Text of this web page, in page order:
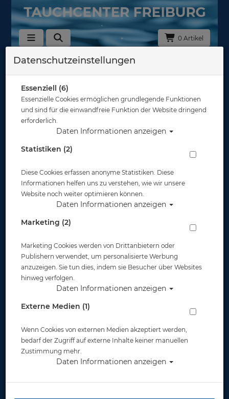
0 Artikel
Zurück
M&M Asymetrischer Schnapphaken -
Datenschutzeinstellungen
Essenziell (6)
Essenzielle Cookies ermöglichen grundlegende Funktionen
und sind für die einwandfreie Funktion der Website dringend
erforderlich.
Daten Informationen anzeigen
Statistiken (2)
Diese Cookies erfassen anonyme Statistiken. Diese
Informationen helfen uns zu verstehen, wie wir unsere
Website noch weiter optimieren können.
Daten Informationen anzeigen
Marketing (2)
Marketing Cookies werden von Drittanbietern oder
Publishern verwendet, um personalisierte Werbung
anzuzeigen. Sie tun dies, indem sie Besucher über Websites
hinweg verfolgen.
Daten Informationen anzeigen
Externe Medien (1)
Wenn Cookies von externen Medien akzeptiert werden,
bedarf der Zugriff auf externe Inhalte keiner manuellen
Zustimmung mehr.
Daten Informationen anzeigen